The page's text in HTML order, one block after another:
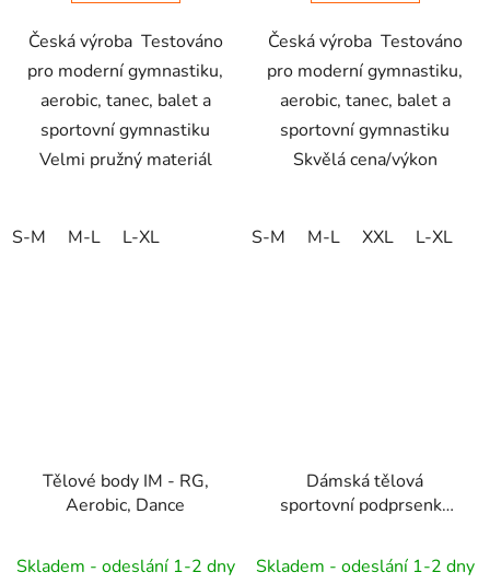
Česká výroba Testováno
pro moderní gymnastiku,
aerobic, tanec, balet a
sportovní gymnastiku
Velmi pružný materiál
S-M M-L L-XL
Česká výroba Testováno
pro moderní gymnastiku,
aerobic, tanec, balet a
sportovní gymnastiku
Skvělá cena/výkon
S-M M-L XXL L-XL
Tělové body IM - RG,
Aerobic, Dance
Skladem - odeslání 1-2 dny
Dámská tělová
sportovní podprsenka
Dance
Skladem - odeslání 1-2 dny